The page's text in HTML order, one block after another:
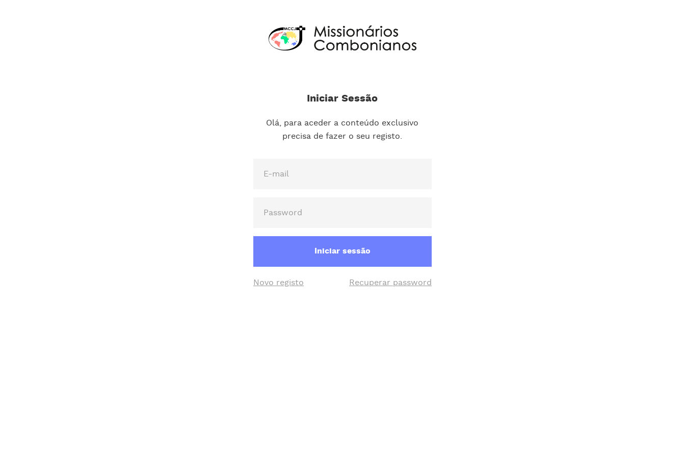
Iniciar Sessão
Olá, para aceder a conteúdo exclusivo
precisa de fazer o seu registo.
Iniciar sessão
Novo registo Recuperar password